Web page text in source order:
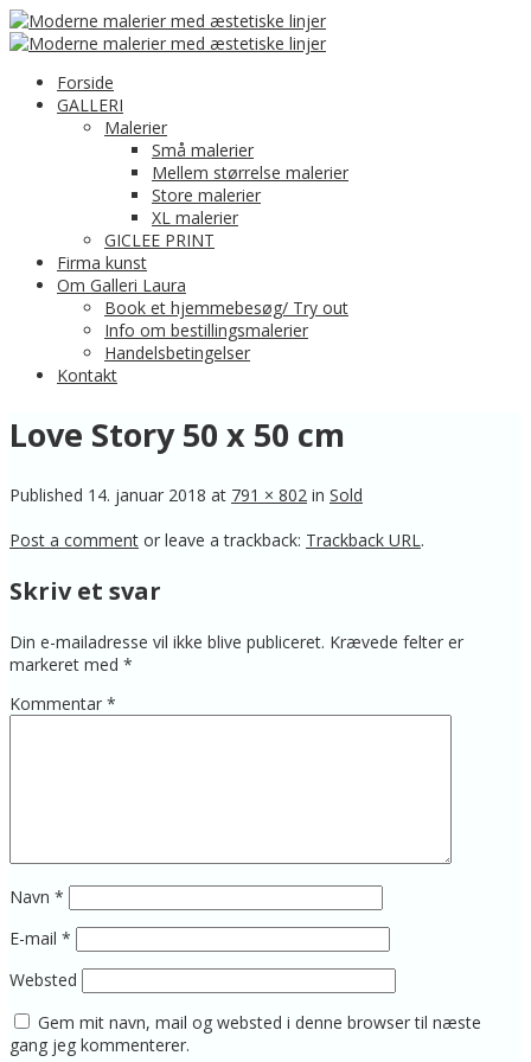
Forside
GALLERI
Malerier
Små malerier
Mellem størrelse malerier
Store malerier
XL malerier
GICLEE PRINT
Firma kunst
Om Galleri Laura
Book et hjemmebesøg/ Try out
Info om bestillingsmalerier
Handelsbetingelser
Kontakt
Love Story 50 x 50 cm
Published 14. januar 2018 at 791 × 802 in Sold
Post a comment or leave a trackback: Trackback URL.
Skriv et svar
Din e-mailadresse vil ikke blive publiceret. Krævede felter er
markeret med *
Kommentar *
Navn *
E-mail *
Websted
Gem mit navn, mail og websted i denne browser til næste
gang jeg kommenterer.